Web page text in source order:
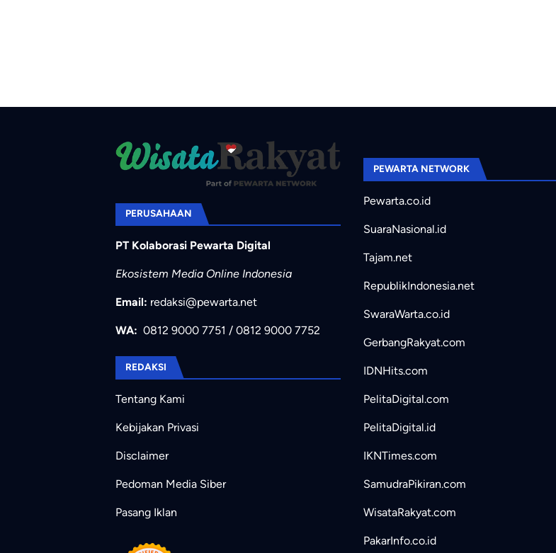
PERUSAHAAN
PT Kolaborasi Pewarta Digital
Ekosistem Media Online Indonesia
Email: redaksi@pewarta.net
WA: 0812 9000 7751 / 0812 9000 7752
REDAKSI
Tentang Kami
Kebijakan Privasi
Disclaimer
Pedoman Media Siber
Pasang Iklan
PEWARTA NETWORK
Pewarta.co.id
SuaraNasional.id
Tajam.net
RepublikIndonesia.net
SwaraWarta.co.id
GerbangRakyat.com
IDNHits.com
PelitaDigital.com
PelitaDigital.id
IKNTimes.com
SamudraPikiran.com
WisataRakyat.com
PakarInfo.co.id